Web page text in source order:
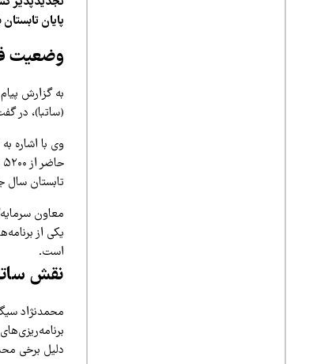
پایان تابستان به ۷ هزار مگاوات
وضعیت
به گزارش
(ساتبا)، در
وی با اشاره
تابستان سال جاری به ۷
معاون
یکی از
است.
نقش
محمدنژاد
دلیل برخی